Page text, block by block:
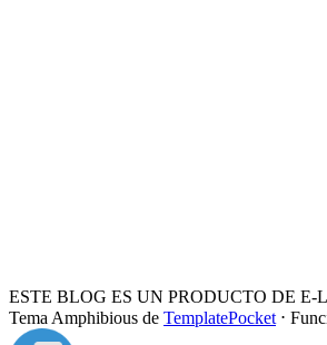
ESTE BLOG ES UN PRODUCTO DE E-
Tema Amphibious de TemplatePocket ⋅